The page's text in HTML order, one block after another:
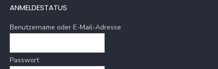
ANMELDESTATUS
Benutzername oder E-Mail-Adresse
Passwort